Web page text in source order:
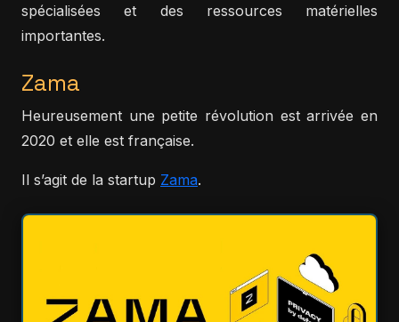
spécialisées et des ressources matérielles
importantes.
Zama
Heureusement une petite révolution est arrivée en
2020 et elle est française.
Il s’agit de la startup Zama.